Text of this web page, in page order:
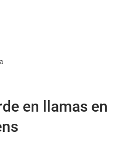
en llamas en